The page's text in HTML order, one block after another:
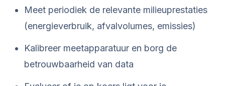
Meet periodiek de relevante milieuprestaties
(energieverbruik, afvalvolumes, emissies)
Kalibreer meetapparatuur en borg de
betrouwbaarheid van data